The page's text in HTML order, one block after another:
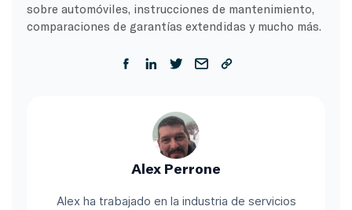
sobre automóviles, instrucciones de mantenimiento,
comparaciones de garantías extendidas y mucho más.
Alex Perrone
Alex ha trabajado en la industria de servicios